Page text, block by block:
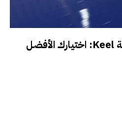
لوحة مهندس كرة السلة Keel: اختيارك الأفضل